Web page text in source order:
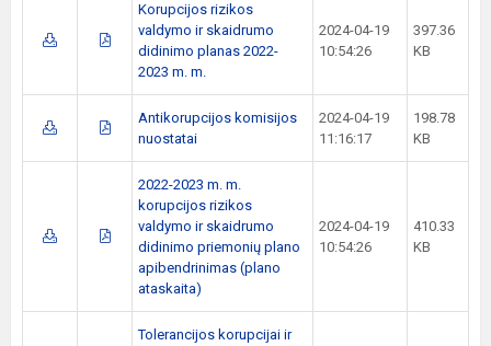
Korupcijos rizikos
valdymo ir skaidrumo
didinimo planas 2022-
2023 m. m.
2024-04-19
10:54:26
397.36
KB
Antikorupcijos komisijos
nuostatai
2024-04-19
11:16:17
198.78
KB
2022-2023 m. m.
korupcijos rizikos
valdymo ir skaidrumo
didinimo priemonių plano
apibendrinimas (plano
ataskaita)
2024-04-19
10:54:26
410.33
KB
Tolerancijos korupcijai ir